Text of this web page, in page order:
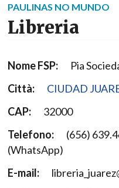
Onde Estamos
Recursos
PAULINAS NO MUNDO
Libreria
Nome FSP:
Pia
Città:
CIUDAD
CAP:
32000
Telefono:
(656)
(WhatsApp)
E-mail: